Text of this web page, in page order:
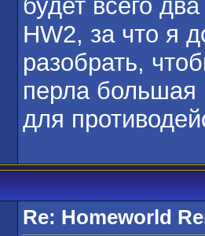
будет всего
HW2, за что я
разобрать,
перла большая
для
Re: Homeworld